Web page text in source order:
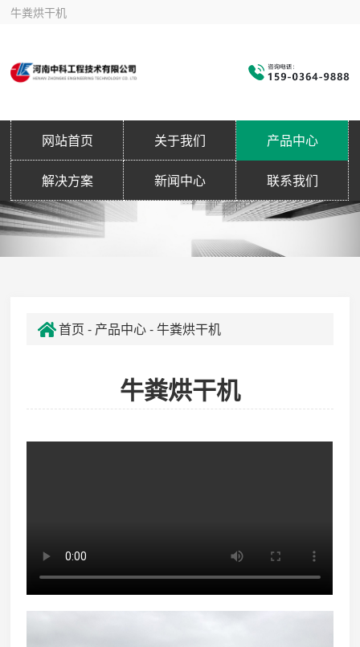
牛粪烘干机
网站首页 关于我们 产品中心
解决方案 新闻中心 联系我们
首页 - 产品中心- 牛粪烘干机
牛粪烘干机